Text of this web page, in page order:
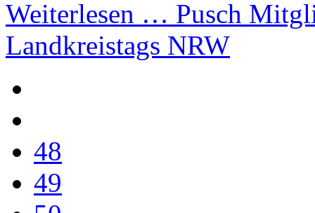
Weiterlesen … Pusch
Landkreistags NRW
48
49